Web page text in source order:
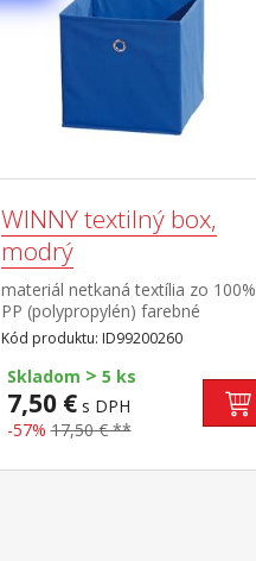
WINNY textilný box,
modrý
materiál netkaná textília zo 100%
PP (polypropylén) farebné
prevedenie modrá
Kód produktu: ID99200260
Skladom > 5 ks
7,50 €s DPH
-57% 17,50 € **